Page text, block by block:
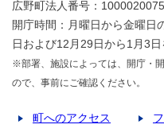
広野町法人番号：
開庁時間：月曜日から金曜日
日および12月29日から1月3日
※部署、施設によっては、開庁・
ので、事前にご確認ください。
町へのアクセス